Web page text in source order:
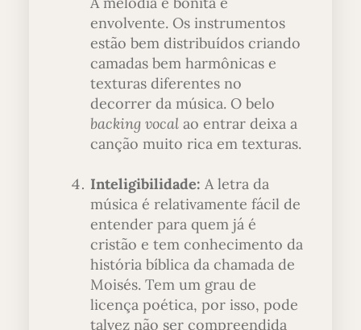
envolvente. Os instrumentos
estão bem distribuídos criando
camadas bem harmônicas e
texturas diferentes no
decorrer da música. O belo
backing vocal ao entrar deixa a
canção muito rica em texturas.
Inteligibilidade: A letra da
música é relativamente fácil de
entender para quem já é
cristão e tem conhecimento da
história bíblica da chamada de
Moisés. Tem um grau de
licença poética, por isso, pode
talvez não ser compreendida